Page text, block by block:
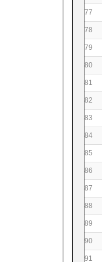
77
78
79
80
81
82
83
84
85
86
87
88
89
90
91